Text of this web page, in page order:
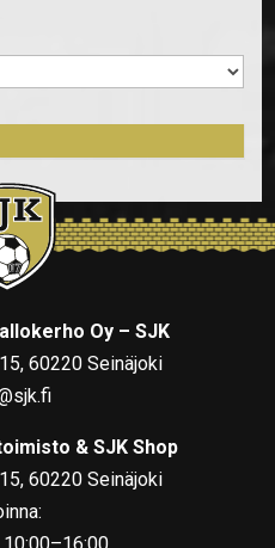
Oy – SJK
60220 Seinäjoki
& SJK Shop
60220 Seinäjoki